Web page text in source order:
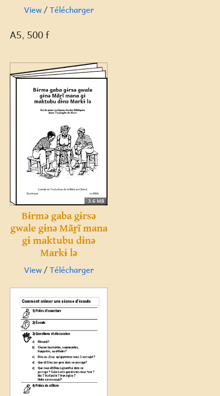
View/Télécharger
A5, 500 f
3.6 MB
Bɨrmə gaba gɨrsə
gwale gɨnə Mãr̰ĩ mana
gɨ maktubu dɨnə
Markɨ lə
View/Télécharger